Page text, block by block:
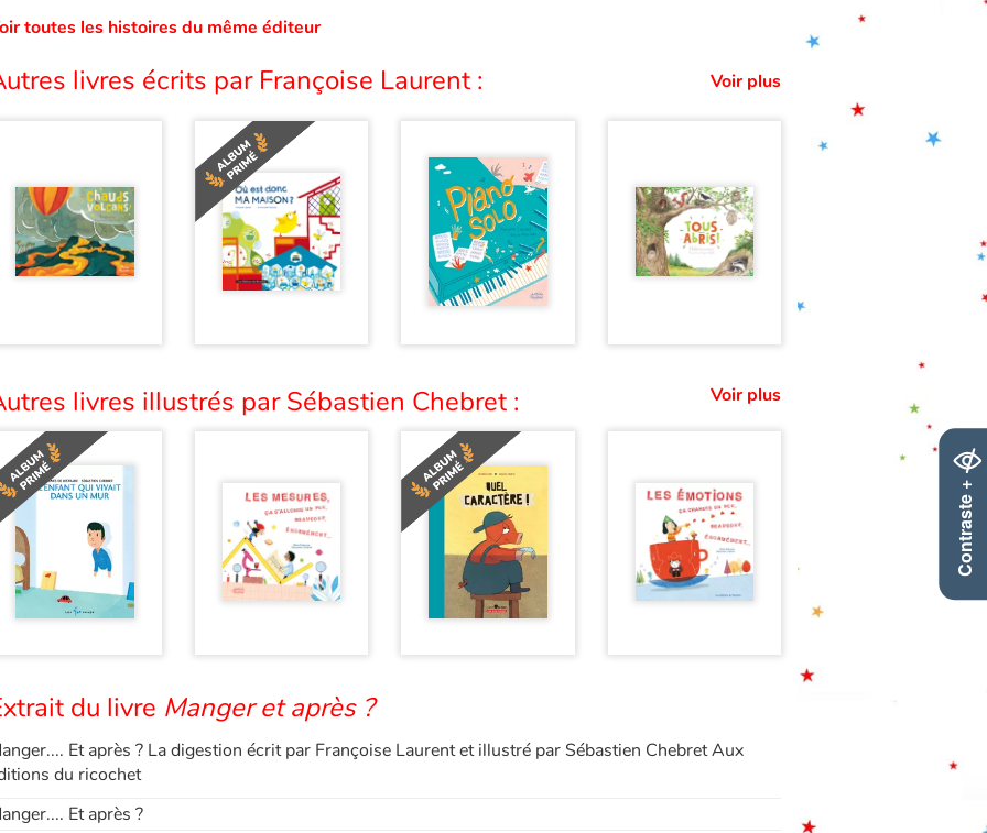
Contraste +
toutes les histoires du même éditeur
livres écrits par Françoise Laurent : Voir plus
livres illustrés par Sébastien Chebret : Voir plus
du livre Manger et après ?
Et après ? La digestion écrit par Françoise Laurent et illustré par Sébastien Chebret Aux
du ricochet
Et après ?